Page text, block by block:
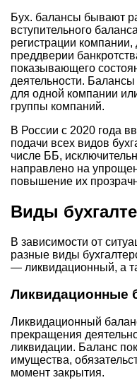
Бух. балансы бывают
вступительного
регистрации
преддверии
показывающего
деятельности.
для одной компании
группы компаний.
В России с 2020 года
подачи всех видов
числе ББ,
направлено на
повышение их
Виды
В зависимости от
разные виды
— ликвидационный, а
Ликвидационные
Ликвидационный
прекращения
ликвидации. Баланс
имущества,
момент закрытия.